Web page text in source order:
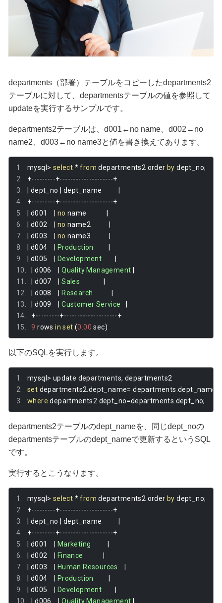
departments（部署）テーブルをコピーしたdepartments2
テーブルに対して、departmentsテーブルの値を参照して
updateを実行するサンプルです。
departments2テーブルは、d001←no name、d002←no
name2、d003←no name3と値を書き換えてあります。
mysql > select * from departments2 order by dept_no;
+---------+--------------------+
dept_no dept_name
+---------+--------------------+
d001 no name
d002 no name2
d003 no name3
d004 Production
d005 Development
d006 Quality Management
d007 Sales
d008 Research
d009 Customer Service
+---------+--------------------+
9 rows in set (0.00 sec)
以下のSQLを実行します。
mysql > update departments, departments2
set departments2.dept_name= departments.dept_name
where departments2.dept_no=departments.dept_no;
departments2テーブルのdept_nameを、同じdept_noの
departmentsテーブルのdept_nameで更新するというSQL
です。
実行するとこうなります。
mysql > select * from departments2 order by dept_no;
+---------+--------------------+
dept_no dept_name
+---------+--------------------+
d001 Marketing
d002 Finance
d003 Human Resources
d004 Production
d005 Development
d006 Quality Management